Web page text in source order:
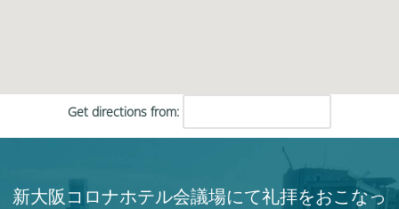
Get directions from:
新大阪コロナホテル会議場にて礼拝をおこなっ